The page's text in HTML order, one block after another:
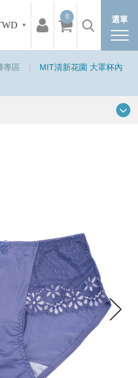
選單
0
專區
MIT清新花園 大罩杯內